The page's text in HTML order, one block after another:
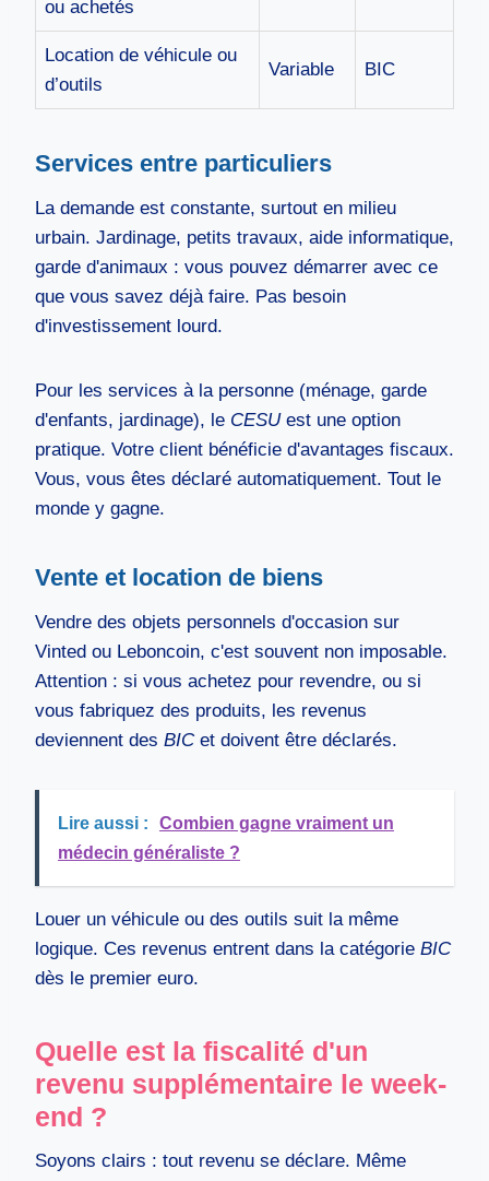
ou achetés
Location de véhicule ou
d’outils
Variable BIC
Services entre particuliers
La demande est constante, surtout en milieu
urbain. Jardinage, petits travaux, aide informatique,
garde d'animaux : vous pouvez démarrer avec ce
que vous savez déjà faire. Pas besoin
d'investissement lourd.
Pour les services à la personne (ménage, garde
d'enfants, jardinage), le CESUest une option
pratique. Votre client bénéficie d'avantages fiscaux.
Vous, vous êtes déclaré automatiquement. Tout le
monde y gagne.
Vente et location de biens
Vendre des objets personnels d'occasion sur
Vinted ou Leboncoin, c'est souvent non imposable.
Attention : si vous achetez pour revendre, ou si
vous fabriquez des produits, les revenus
deviennent des BICet doivent être déclarés.
Lire aussi :
Combien gagne vraiment un
médecin généraliste ?
Louer un véhicule ou des outils suit la même
logique. Ces revenus entrent dans la catégorie BIC
dès le premier euro.
Quelle est la fiscalité d'un
revenu supplémentaire le week-
end ?
Soyons clairs : tout revenu se déclare. Même